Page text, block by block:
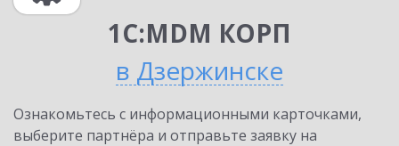
1С:MDM КОРП
в Дзержинске
Ознакомьтесь с информационными карточками,
выберите партнёра и отправьте заявку на